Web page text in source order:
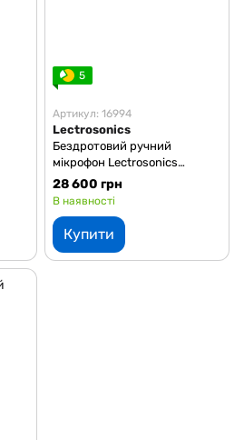
5
Артикул: 16994
Lectrosonics
Бездротовий ручний
мікрофон Lectrosonics
HH/E01‑27(вживаний)
28 600 грн
В наявності
Купити